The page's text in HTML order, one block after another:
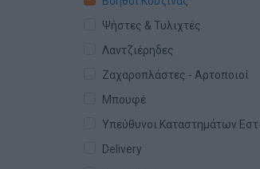
Ψήστες & Τυλιχτές
Λαντζιέρηδες
Ζαχαροπλάστες - Αρτοποιοί
Μπουφέ
Υπεύθυνοι Καταστημάτων
Delivery